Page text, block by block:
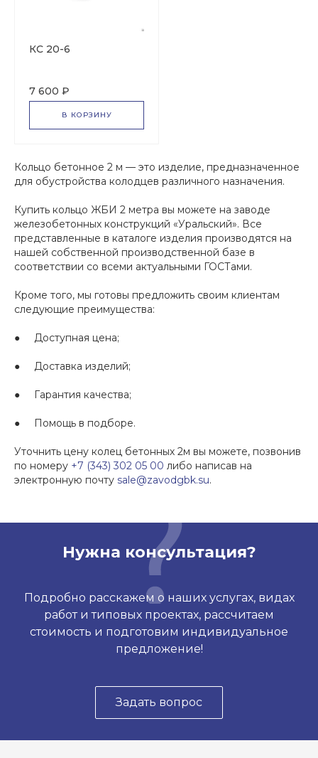
КС 20-6
7 600 ₽
В КОРЗИНУ
Кольцо бетонное 2 м — это изделие, предназначенное
для обустройства колодцев различного назначения.
Купить кольцо ЖБИ 2 метра вы можете на заводе
железобетонных конструкций «Уральский». Все
представленные в каталоге изделия производятся на
нашей собственной производственной базе в
соответствии со всеми актуальными ГОСТами.
Кроме того, мы готовы предложить своим клиентам
следующие преимущества:
● Доступная цена;
● Доставка изделий;
● Гарантия качества;
● Помощь в подборе.
Уточнить цену колец бетонных 2м вы можете, позвонив
по номеру +7 (343) 302 05 00 либо написав на
электронную почту sale@zavodgbk.su.
Нужна консультация?
Подробно расскажем о наших услугах, видах
работ и типовых проектах, рассчитаем
стоимость и подготовим индивидуальное
предложение!
Задать вопрос